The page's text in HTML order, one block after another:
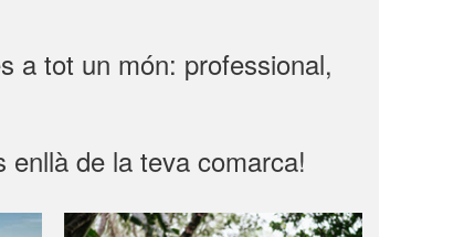
a tot un món: professional,
de la teva comarca!